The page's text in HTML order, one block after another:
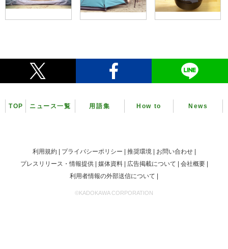
TOP ニュース一覧 用語集 How to News
利用規約 プライバシーポリシー 推奨環境
お問い合わせ
プレスリリース・情報提供
媒体資料 広告掲載について
会社概要
利用者情報の外部送信について
©KADOKAWA CORPORATION